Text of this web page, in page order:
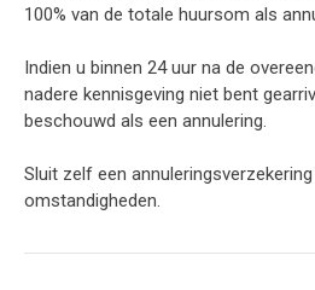
100% van de totale huursom als
Indien u binnen 24 uur na de
nadere kennisgeving niet bent
beschouwd als een annulering.
Sluit zelf een
omstandigheden.